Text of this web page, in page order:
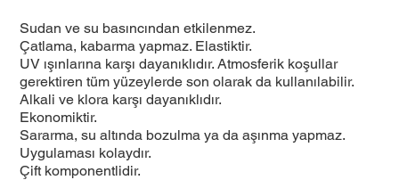
Sudan ve su basıncından etkilenmez.
Çatlama, kabarma yapmaz. Elastiktir.
UV ışınlarına karşı dayanıklıdır. Atmosferik koşullar
gerektiren tüm yüzeylerde son olarak da kullanılabilir.
Alkali ve klora karşı dayanıklıdır.
Ekonomiktir.
Sararma, su altında bozulma ya da aşınma yapmaz.
Uygulaması kolaydır.
Çift komponentlidir.